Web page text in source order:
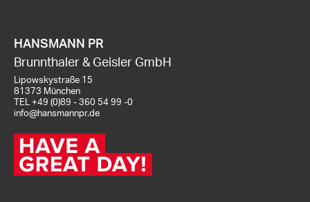
HANSMANN PR
Brunnthaler & Geisler GmbH
Lipowskystraße 15
81373 München
TEL +49 (0)89 - 360 54 99 -0
info@hansmannpr.de